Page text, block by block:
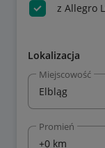
z Allegro
Lokalizacja
Miejscowość
Promień